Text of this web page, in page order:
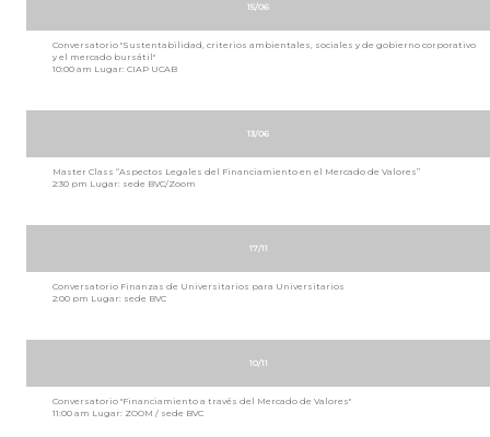
15/06
Conversatorio "Sustentabilidad, criterios ambientales, sociales y de gobierno corporativo
y el mercado bursátil"
10:00 am Lugar: CIAP UCAB
13/06
Master Class “Aspectos Legales del Financiamiento en el Mercado de Valores”
2:30 pm Lugar: sede BVC/Zoom
17/11
Conversatorio Finanzas de Universitarios para Universitarios
2:00 pm Lugar: sede BVC
10/11
Conversatorio "Financiamiento a través del Mercado de Valores"
11:00 am Lugar: ZOOM / sede BVC